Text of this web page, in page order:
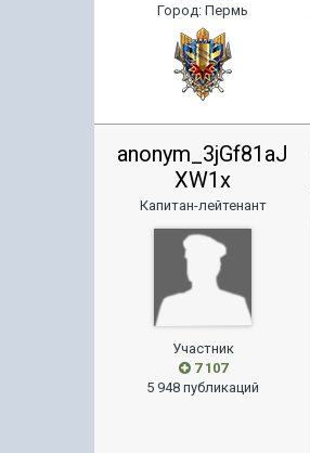
Город:Пермь
anonym_3jGf81aJ
XW1x
Капитан-лейтенант
Участник
7 107
5 948 публикаций